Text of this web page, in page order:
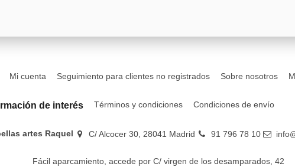
Mi cuenta Seguimiento para clientes no registrados Sobre nosotros
de interés Términos y condiciones Condiciones de envío
artes Raquel C/ Alcocer 30, 28041 Madrid 91 796 78 10
Fácil aparcamiento, accede por C/ virgen de los desamparados, 42